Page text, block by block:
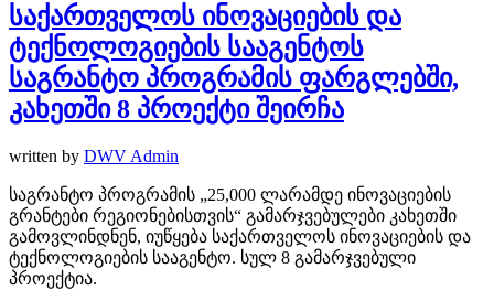
საქართველოს ინოვაციების და
ტექნოლოგიების სააგენტოს
საგრანტო პროგრამის ფარგლებში,
კახეთში 8 პროექტი შეირჩა
written by DWV Admin
საგრანტო პროგრამის „25,000 ლარამდე ინოვაციების
გრანტები რეგიონებისთვის“ გამარჯვებულები კახეთში
გამოვლინდნენ, იუწყება საქართველოს ინოვაციების და
ტექნოლოგიების სააგენტო. სულ 8 გამარჯვებული
პროექტია.